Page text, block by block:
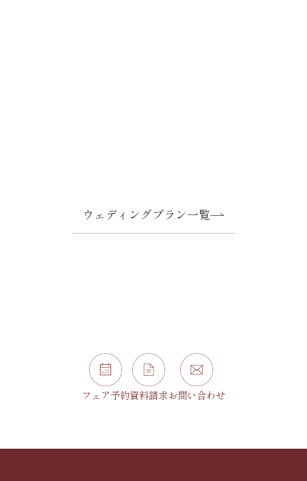
ウェディングプラン一覧
フェア予約資料請求お問い合わせ